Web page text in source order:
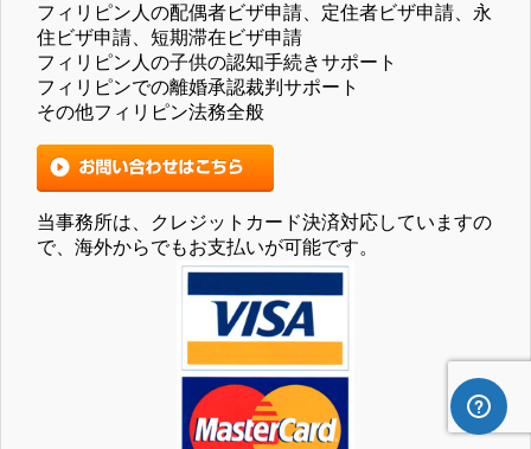
フィリピン人の配偶者ビザ申請、定住者ビザ申請、永
住ビザ申請、短期滞在ビザ申請
フィリピン人の子供の認知手続きサポート
フィリピンでの離婚承認裁判サポート
その他フィリピン法務全般
当事務所は、クレジットカード決済対応していますの
で、海外からでもお支払いが可能です。